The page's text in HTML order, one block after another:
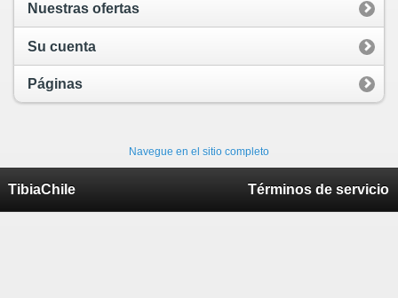
Nuestras ofertas
Su cuenta
Páginas
Navegue en el sitio completo
TibiaChile Términos de servicio